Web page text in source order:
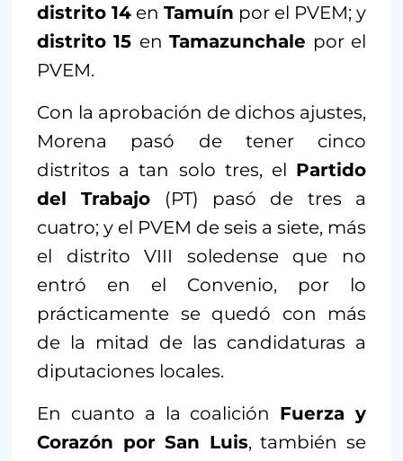
distrito 14 en Tamuín por el PVEM; y
distrito 15 enTamazunchale por el
PVEM.
Con la aprobación de dichos ajustes,
Morena pasó de tener cinco
distritos a tan solo tres, el Partido
del Trabajo (PT) pasó de tres a
cuatro; y el PVEM de seis a siete, más
el distrito VIII soledense que no
entró en el Convenio, por lo
prácticamente se quedó con más
de la mitad de las candidaturas a
diputaciones locales.
En cuanto a la coalición Fuerza y
Corazón por San Luis, también se